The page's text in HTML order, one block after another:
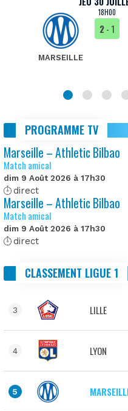
18H00
MARSEILLE
2- 1
PROGRAMME TV
Marseille – Athletic Bilbao
Match amical
dim 9 Août 2026 à 17h30
direct
Marseille – Athletic Bilbao
Match amical
dim 9 Août 2026 à 17h30
direct
CLASSEMENT LIGUE 1
3 LILLE
4 LYON
5